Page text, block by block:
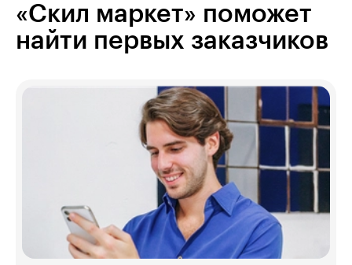
«Скил маркет» поможет
найти первых заказчиков